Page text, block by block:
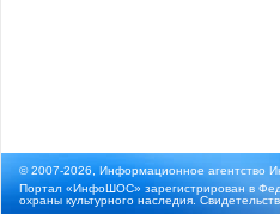
© 2007-2026, Информационное агентство
Портал «ИнфоШОС» зарегистрирован в
охраны культурного наследия.